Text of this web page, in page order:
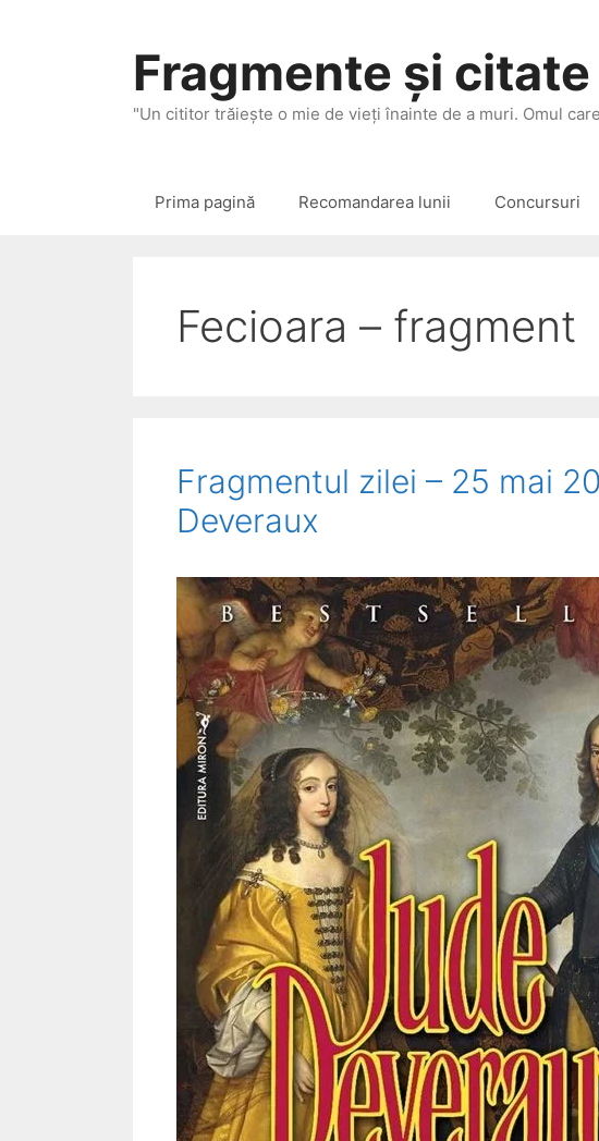
Fragmente și
"Un cititor trăieşte o mie de vieţi înainte de a muri. Omul
Prima pagină Recomandarea lunii Concursuri
Fecioara – fragment
Fragmentul zilei – 25 mai
Deveraux